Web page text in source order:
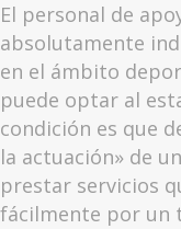
El personal de
absolutamente
en el ámbito
puede optar al
condición es que
la actuación» de
prestar servicios
fácilmente por un